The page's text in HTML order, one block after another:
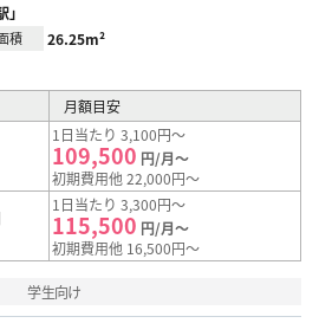
積 26.25m²
月額目安
1日当たり 3,100円～
109,500 円/月～
初期費用他 22,000円～
1日当たり 3,300円～
115,500 円/月～
初期費用他 16,500円～
学生向け